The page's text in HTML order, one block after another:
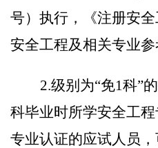
号）执行，《注册安
安全工程及相关专业
2.级别为“免1科”
科毕业时所学安全工
专业认证的应试人员